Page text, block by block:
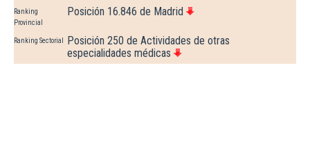
Ranking
Provincial
Posición 16.846 de Madrid
Ranking Sectorial
Posición 250 de Actividades de otras
especialidades médicas